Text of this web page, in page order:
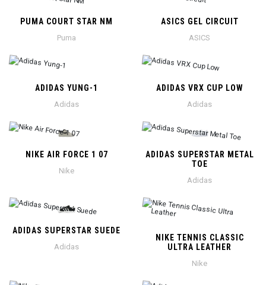
PUMA COURT STAR NM
Puma
ASICS GEL CIRCUIT
ASICS
ADIDAS YUNG-1
Adidas
ADIDAS VRX CUP LOW
Adidas
NIKE AIR FORCE 1 07
Nike
ADIDAS SUPERSTAR METAL
TOE
Adidas
ADIDAS SUPERSTAR SUEDE
Adidas
NIKE TENNIS CLASSIC
ULTRA LEATHER
Nike